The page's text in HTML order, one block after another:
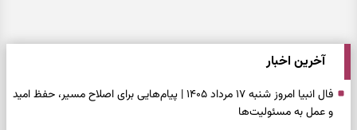
آخرین اخبار
فال انبیا امروز شنبه ۱۷ مرداد ۱۴۰۵ | پیام‌هایی برای اصلاح مسیر، حفظ امید
و عمل به مسئولیت‌ها